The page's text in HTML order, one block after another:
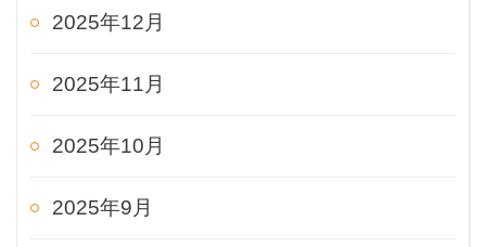
2025年12月
2025年11月
2025年10月
2025年9月